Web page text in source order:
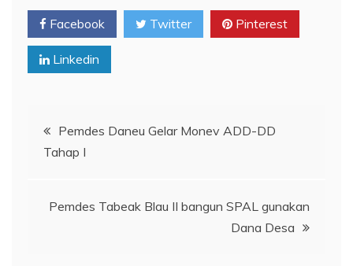
Facebook Twitter Pinterest
Linkedin
Navigasi
pos
Pemdes Daneu Gelar Monev ADD-DD
Tahap I
Pemdes Tabeak Blau II bangun SPAL gunakan
Dana Desa